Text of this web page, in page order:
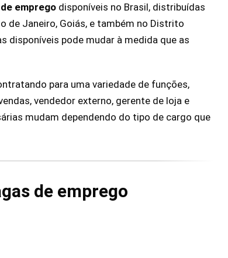
emprego disponíveis no Brasil, distribuídas
de Janeiro, Goiás, e também no Distrito
disponíveis pode mudar à medida que as
para uma variedade de funções,
vendedor externo, gerente de loja e
mudam dependendo do tipo de cargo que
de emprego